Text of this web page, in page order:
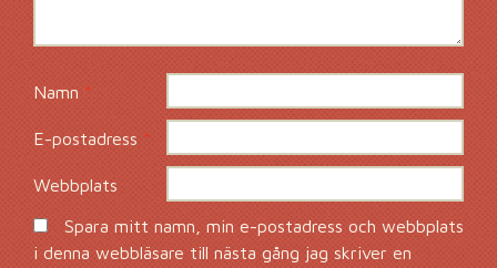
Namn *
E-postadress*
Webbplats
Spara mitt namn, min e-postadress och webbplats
i denna webbläsare till nästa gång jag skriver en